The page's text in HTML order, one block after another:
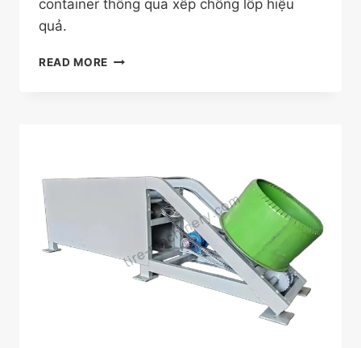
container thông qua xếp chồng lốp hiệu
quả.
READ MORE MÁY